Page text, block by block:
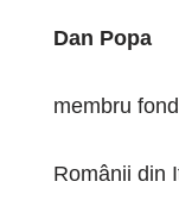
Dan Popa
membru
Românii din